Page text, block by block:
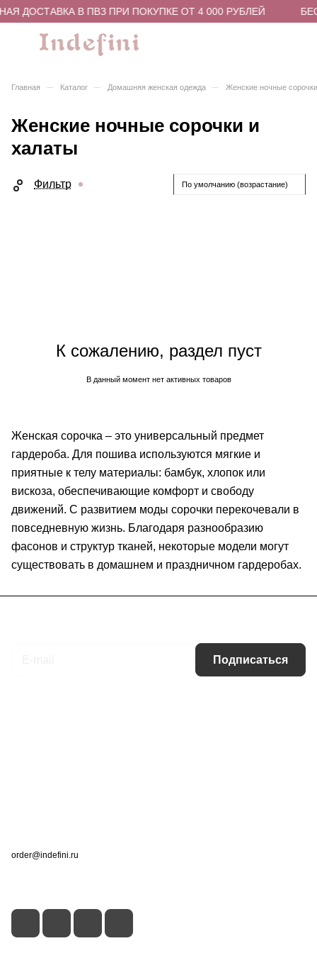
ДОСТАВКА В ПВЗ ПРИ ПОКУПКЕ ОТ 4 000 РУБЛЕЙ
Главная – Каталог – Домашняя женская одежда – Женские ночные
Женские ночные сорочки и
халаты
Фильтр По умолчанию (возрастание)
К сожалению, раздел пуст
В данный момент нет активных товаров
Женская сорочка – это универсальный предмет
гардероба. Для пошива используются мягкие и
приятные к телу материалы: бамбук, хлопок или
вискоза, обеспечивающие комфорт и свободу
движений. С развитием моды сорочки перекочевали в
повседневную жизнь. Благодаря разнообразию
фасонов и структур тканей, некоторые модели могут
существовать в домашнем и праздничном гардеробах.
Подписаться
order@indefini.ru